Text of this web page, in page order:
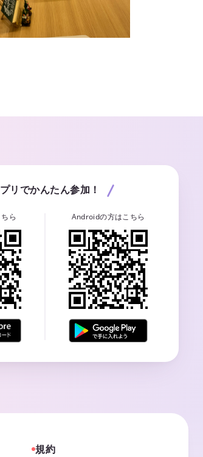
リでかんたん参加！
ら Androidの方はこちら
規約